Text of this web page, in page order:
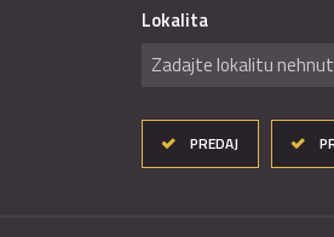
Lokalita
Zadajte lokalitu
PREDAJ